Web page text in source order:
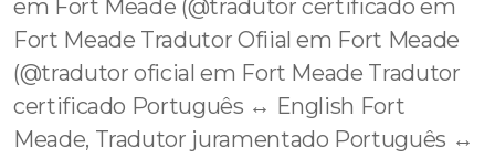
em Fort Meade (@tradutor certificado em
Fort Meade Tradutor Ofiial em Fort Meade
(@tradutor oficial em Fort Meade Tradutor
certificado Português ↔️ English Fort
Meade, Tradutor juramentado Português ↔️